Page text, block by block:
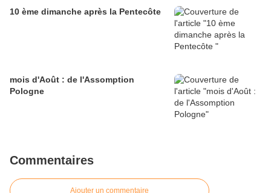
10 ème dimanche après la Pentecôte
mois d'Août : de l'Assomption
Pologne
Commentaires
Ajouter un commentaire